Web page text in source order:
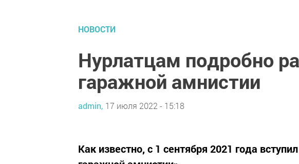
НОВОСТИ
Нурлатцам подробно
гаражной амнистии
admin, 17 июля 2022 - 15:18
Как известно, с 1 сентября 2021 года